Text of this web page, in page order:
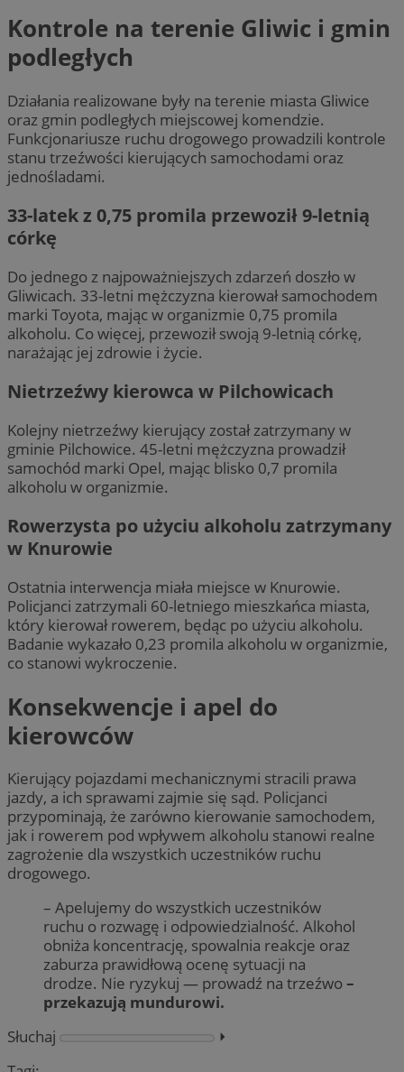
Kontrole na terenie Gliwic i gmin
podległych
Działania realizowane były na terenie miasta Gliwice
oraz gmin podległych miejscowej komendzie.
Funkcjonariusze ruchu drogowego prowadzili kontrole
stanu trzeźwości kierujących samochodami oraz
jednośladami.
33-latek z 0,75 promila przewoził 9-letnią
córkę
Do jednego z najpoważniejszych zdarzeń doszło w
Gliwicach. 33-letni mężczyzna kierował samochodem
marki Toyota, mając w organizmie 0,75 promila
alkoholu. Co więcej, przewoził swoją 9-letnią córkę,
narażając jej zdrowie i życie.
Nietrzeźwy kierowca w Pilchowicach
Kolejny nietrzeźwy kierujący został zatrzymany w
gminie Pilchowice. 45-letni mężczyzna prowadził
samochód marki Opel, mając blisko 0,7 promila
alkoholu w organizmie.
Rowerzysta po użyciu alkoholu zatrzymany
w Knurowie
Ostatnia interwencja miała miejsce w Knurowie.
Policjanci zatrzymali 60-letniego mieszkańca miasta,
który kierował rowerem, będąc po użyciu alkoholu.
Badanie wykazało 0,23 promila alkoholu w organizmie,
co stanowi wykroczenie.
Konsekwencje i apel do
kierowców
Kierujący pojazdami mechanicznymi stracili prawa
jazdy, a ich sprawami zajmie się sąd. Policjanci
przypominają, że zarówno kierowanie samochodem,
jak i rowerem pod wpływem alkoholu stanowi realne
zagrożenie dla wszystkich uczestników ruchu
drogowego.
– Apelujemy do wszystkich uczestników
ruchu o rozwagę i odpowiedzialność. Alkohol
obniża koncentrację, spowalnia reakcje oraz
zaburza prawidłową ocenę sytuacji na
drodze. Nie ryzykuj — prowadź na trzeźwo–
przekazują mundurowi.
Słuchaj
⏵︎